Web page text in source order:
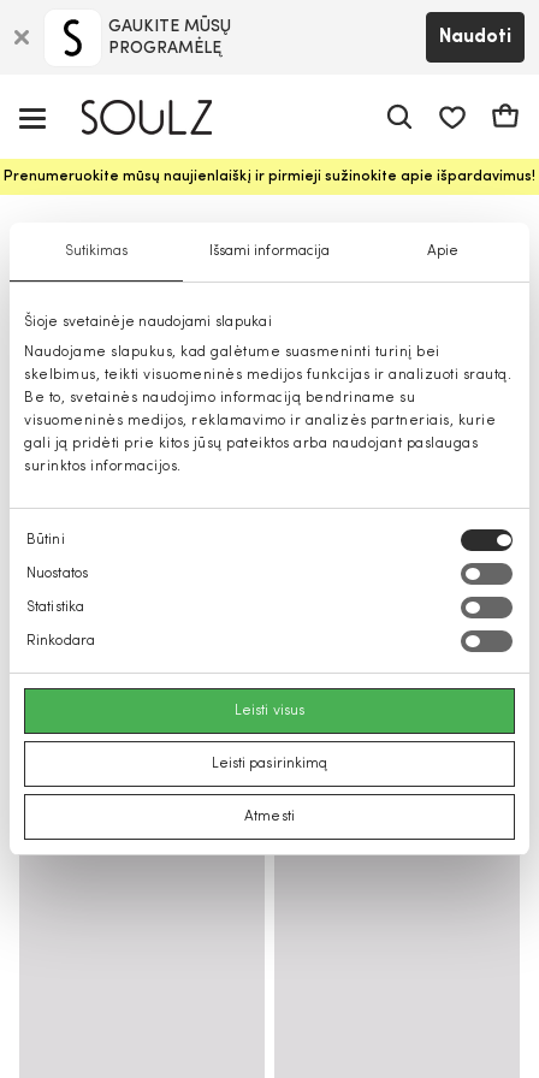
Sutikimas Išsami informacija Apie
Šioje svetainėje naudojami slapukai
Naudojame slapukus, kad galėtume suasmeninti turinį bei
skelbimus, teikti visuomeninės medijos funkcijas ir analizuoti srautą.
Be to, svetainės naudojimo informaciją bendriname su
visuomeninės medijos, reklamavimo ir analizės partneriais, kurie
gali ją pridėti prie kitos jūsų pateiktos arba naudojant paslaugas
surinktos informacijos.
Sutikimo
pasirinkimas
Būtini
Nuostatos
Statistika
Rinkodara
Leisti visus
Leisti pasirinkimą
Atmesti
GAUKITE MŪSŲ
PROGRAMĖLĘ
Naudoti
Prenumeruokite mūsų naujienlaiškį ir pirmieji sužinokite apie išpardavimus!
Vyriškos kelnės